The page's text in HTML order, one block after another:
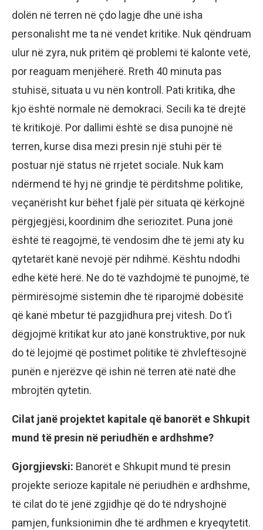
dolën në terren në çdo lagje dhe unë isha
personalisht me ta në vendet kritike. Nuk qëndruam
ulur në zyra, nuk pritëm që problemi të kalonte vetë,
por reaguam menjëherë. Rreth 40 minuta pas
stuhisë, situata u vu nën kontroll. Pati kritika, dhe
kjo është normale në demokraci. Secili ka të drejtë
të kritikojë. Por dallimi është se disa punojnë në
terren, kurse disa mezi presin një stuhi për të
postuar një status në rrjetet sociale. Nuk kam
ndërmend të hyj në grindje të përditshme politike,
veçanërisht kur bëhet fjalë për situata që kërkojnë
përgjegjësi, koordinim dhe seriozitet. Puna jonë
është të reagojmë, të vendosim dhe të jemi aty ku
qytetarët kanë nevojë për ndihmë. Kështu ndodhi
edhe këtë herë. Ne do të vazhdojmë të punojmë, të
përmirësojmë sistemin dhe të riparojmë dobësitë
që kanë mbetur të pazgjidhura prej vitesh. Do t’i
dëgjojmë kritikat kur ato janë konstruktive, por nuk
do të lejojmë që postimet politike të zhvleftësojnë
punën e njerëzve që ishin në terren atë natë dhe
mbrojtën qytetin.
Cilat janë projektet kapitale që banorët e Shkupit
mund të presin në periudhën e ardhshme?
Gjorgjievski: Banorët e Shkupit mund të presin
projekte serioze kapitale në periudhën e ardhshme,
të cilat do të jenë zgjidhje që do të ndryshojnë
pamjen, funksionimin dhe të ardhmen e kryeqytetit.